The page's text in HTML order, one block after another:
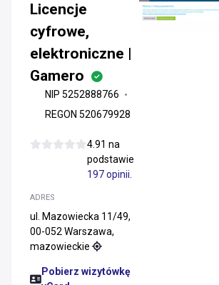
Licencje
cyfrowe,
elektroniczne |
Gamero
NIP 5252888766
REGON 520679928
4.91 na
podstawie
197 opinii
ADRES
ul. Mazowiecka 11/49,
00-052 Warszawa,
mazowieckie
Pobierz wizytówkę